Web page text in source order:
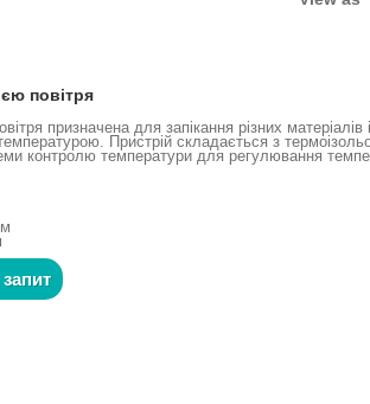
повітря
призначена для запікання різних матеріалів
Пристрій складається з
контролю температури для регулювання